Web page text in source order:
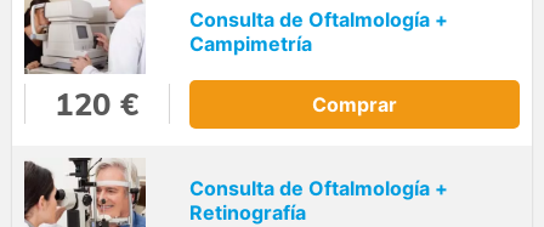
Consulta de Oftalmología +
Campimetría
120 € Comprar
Consulta de Oftalmología +
Retinografía